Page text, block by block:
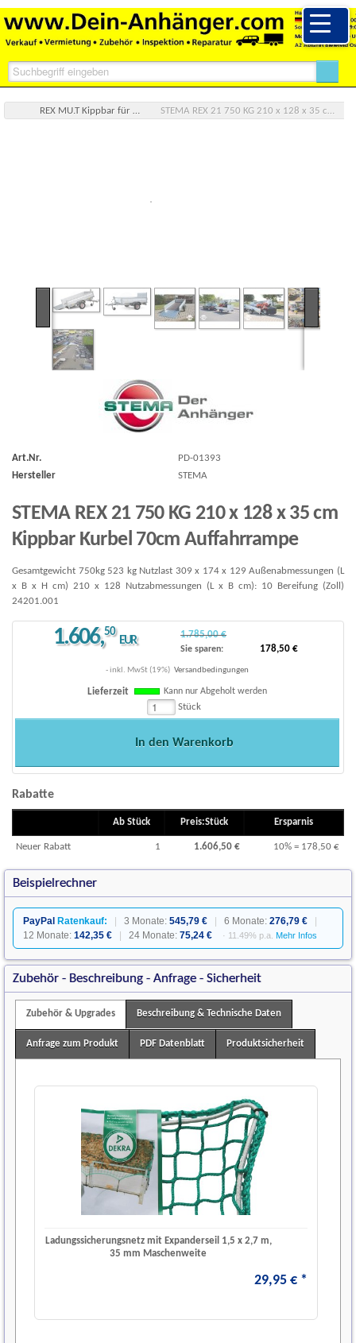
Art.Nr.
PD-01393
Hersteller
STEMA
STEMA REX 21 750 KG 210 x 128 x 35 cm
Kippbar Kurbel 70cm Auffahrrampe
Gesamtgewicht 750kg 523 kg Nutzlast 309 x 174 x 129 Außenabmessungen (L
x B x H cm) 210 x 128 Nutzabmessungen (L x B cm): 10 Bereifung (Zoll)
24201.001
1.606,50
EUR 1.785,00 €
Sie sparen: 178,50 €
- inkl. MwSt (19%) Versandbedingungen
Lieferzeit Kann nur Abgeholt werden
Stück
In den Warenkorb
Rabatte
Ab Stück Preis:Stück Ersparnis
Neuer Rabatt 1 1.606,50 € 10% = 178,50 €
Beispielrechner
PayPal Ratenkauf: 3 Monate: 545,79 € 6 Monate: 276,79 €
12 Monate: 142,35 € 24 Monate: 75,24 € · 11.49% p.a. Mehr Infos
Zubehör - Beschreibung - Anfrage - Sicherheit
Zubehör & Upgrades Beschreibung & Technische Daten
Anfrage zum Produkt PDF Datenblatt Produktsicherheit
Ladungssicherungsnetz mit Expanderseil 1,5 x 2,7 m,
35 mm Maschenweite
29,95 € *